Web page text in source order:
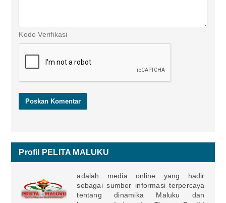
Kode Verifikasi
Profil PELITA MALUKU
adalah media online yang hadir
sebagai sumber informasi terpercaya
tentang dinamika Maluku dan